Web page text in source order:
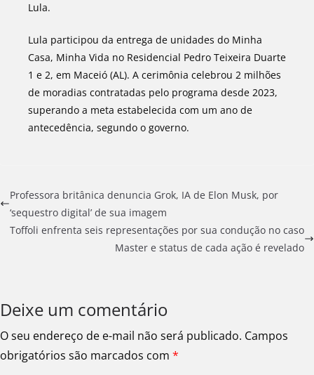
Lula.
Lula participou da entrega de unidades do Minha
Casa, Minha Vida no Residencial Pedro Teixeira Duarte
1 e 2, em Maceió (AL). A cerimônia celebrou 2 milhões
de moradias contratadas pelo programa desde 2023,
superando a meta estabelecida com um ano de
antecedência, segundo o governo.
Professora britânica denuncia Grok, IA de Elon Musk, por
‘sequestro digital’ de sua imagem
Toffoli enfrenta seis representações por sua condução no caso
Master e status de cada ação é revelado
Deixe um comentário
O seu endereço de e-mail não será publicado. Campos
obrigatórios são marcados com *